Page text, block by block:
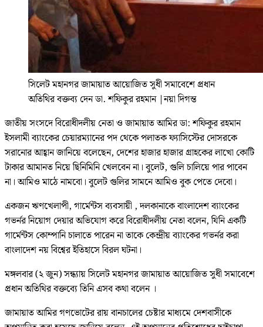
সিলেট মহানগর জামায়াত আয়োজিত সুধী সমাবেশে প্রধান
অতিথির বক্তব্য দেন ডা. শফিকুর রহমান |নয়া দিগন্ত
জাতীয় সংসদে বিরোধীদলীয় নেতা ও জামায়াত আমির ডা: শফিকুর রহমান
ইসলামী ব্যাংকের চেয়ারম্যানের পদ থেকে পলাতক ফ্যাসিস্টের দোসরকে
সরানোর আহ্বান জানিয়ে বলেছেন, দেশের হাজার হাজার গ্রাহকের লাখো কোটি
টাকার আমানত নিয়ে ছিনিমিনি খেলবেন না। বুলেট, গুলি চালিয়ে পার পাবেন
না। আমিও মাঠে নামবো। বুলেট গুলির সামনে আমিও বুক পেতে দেবো।
একজন ঋণখেলাপী, গার্মেন্টস ব্যবসায়ী , দলকানাকে বাংলাদেশ ব্যাংকের
গভর্নর নিয়োগ দেয়ার অভিযোগ করে বিরোধীদলীয় নেতা বলেন, যিনি একটি
গার্মেন্টস কোম্পানি চালাতে পারেন না তাকে কেন্দ্রীয় ব্যাংকের গভর্নর করা
বাংলাদেশ নয় বিশ্বের ইতিহাসে বিরল ঘটনা।
মঙ্গলবার (২ জুন) সন্ধ্যায় সিলেট মহানগর জামায়াত আয়োজিত সুধী সমাবেশে
প্রধান অতিথির বক্তব্যে তিনি এসব কথা বলেন ।
জামায়াত আমির গণভোটের রায় বানচালের চেষ্টার মাধ্যমে দেশবাসীকে